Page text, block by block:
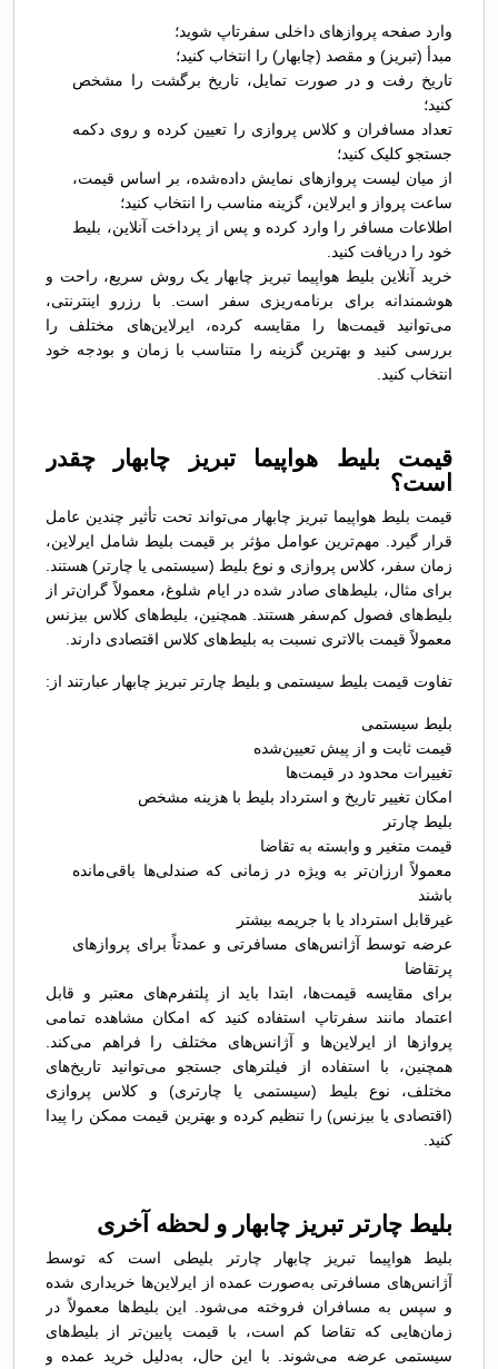
وارد صفحه پروازهای داخلی سفرتاپ شوید؛
مبدأ (تبریز) و مقصد (چابهار) را انتخاب کنید؛
تاریخ رفت و در صورت تمایل، تاریخ برگشت را مشخص
کنید؛
تعداد مسافران و کلاس پروازی را تعیین کرده و روی دکمه
جستجو کلیک کنید؛
از میان لیست پروازهای نمایش داده‌شده، بر اساس قیمت،
ساعت پرواز و ایرلاین، گزینه مناسب را انتخاب کنید؛
اطلاعات مسافر را وارد کرده و پس از پرداخت آنلاین، بلیط
خود را دریافت کنید.
خرید آنلاین بلیط هواپیما تبریز چابهار یک روش سریع، راحت و
هوشمندانه برای برنامه‌ریزی سفر است. با رزرو اینترنتی،
می‌توانید قیمت‌ها را مقایسه کرده، ایرلاین‌های مختلف را
بررسی کنید و بهترین گزینه را متناسب با زمان و بودجه خود
انتخاب کنید.
قیمت بلیط هواپیما تبریز چابهار چقدر
است؟
قیمت بلیط هواپیما تبریز چابهار می‌تواند تحت تأثیر چندین عامل
قرار گیرد. مهم‌ترین عوامل مؤثر بر قیمت بلیط شامل ایرلاین،
زمان سفر، کلاس پروازی و نوع بلیط (سیستمی یا چارتر) هستند.
برای مثال، بلیط‌های صادر شده در ایام شلوغ، معمولاً گران‌تر از
بلیط‌های فصول کم‌سفر هستند. همچنین، بلیط‌های کلاس بیزنس
معمولاً قیمت بالاتری نسبت به بلیط‌های کلاس اقتصادی دارند.
تفاوت قیمت بلیط سیستمی و بلیط چارتر تبریز چابهار عبارتند از:
بلیط سیستمی
قیمت ثابت و از پیش تعیین‌شده
تغییرات محدود در قیمت‌ها
امکان تغییر تاریخ و استرداد بلیط با هزینه مشخص
بلیط چارتر
قیمت متغیر و وابسته به تقاضا
معمولاً ارزان‌تر به ویژه در زمانی که صندلی‌ها باقی‌مانده
باشند
غیرقابل استرداد یا با جریمه بیشتر
عرضه توسط آژانس‌های مسافرتی و عمدتاً برای پروازهای
پرتقاضا
برای مقایسه قیمت‌ها، ابتدا باید از پلتفرم‌های معتبر و قابل
اعتماد مانند سفرتاپ استفاده کنید که امکان مشاهده تمامی
پروازها از ایرلاین‌ها و آژانس‌های مختلف را فراهم می‌کند.
همچنین، با استفاده از فیلترهای جستجو می‌توانید تاریخ‌های
مختلف، نوع بلیط (سیستمی یا چارتری) و کلاس پروازی
(اقتصادی یا بیزنس) را تنظیم کرده و بهترین قیمت ممکن را پیدا
کنید.
بلیط چارتر تبریز چابهار و لحظه آخری
بلیط هواپیما تبریز چابهار چارتر بلیطی است که توسط
آژانس‌های مسافرتی به‌صورت عمده از ایرلاین‌ها خریداری شده
و سپس به مسافران فروخته می‌شود. این بلیط‌ها معمولاً در
زمان‌هایی که تقاضا کم است، با قیمت پایین‌تر از بلیط‌های
سیستمی عرضه می‌شوند. با این حال، به‌دلیل خرید عمده و